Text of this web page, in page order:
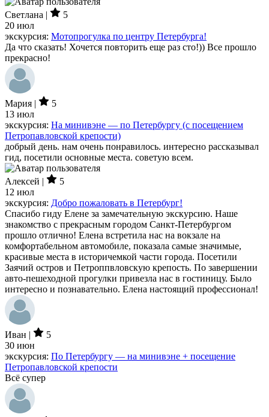
Светлана |
5
20 июл
экскурсия: Мотопрогулка по центру Петербурга!
Да что сказать! Хочется повторить еще раз сто!)) Все прошло
прекрасно!
Мария |
5
13 июл
экскурсия: На минивэне — по Петербургу (с посещением
Петропавловской крепости)
добрый день. нам очень понравилось. интересно рассказывал
гид, посетили основные места. советую всем.
Алексей |
5
12 июл
экскурсия: Добро пожаловать в Петербург!
Спасибо гиду Елене за замечательную экскурсию. Наше
знакомство с прекрасным городом Санкт-Петербургом
прошло отлично! Елена встретила нас на вокзале на
комфортабельном автомобиле, показала самые значимые,
красивые места в историчемкой части города. Посетили
Заячий остров и Петроппвловскую крепость. По завершении
авто-пешеходной прогулки привезла нас в гостиницу. Было
интересно и познавательно. Елена настоящий профессионал!
Иван |
5
30 июн
экскурсия: По Петербургу — на минивэне + посещение
Петропавловской крепости
Всё супер